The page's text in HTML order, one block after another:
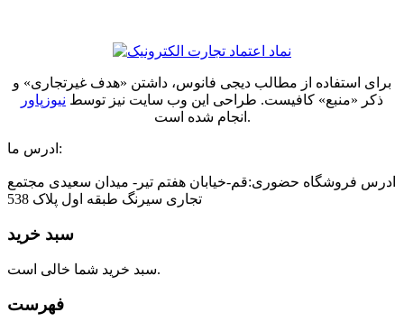
برای استفاده از مطالب دیجی فانوس، داشتن «هدف غیرتجاری» و
ذکر «منبع» کافیست. طراحی این وب سایت نیز توسط نیوزپاور
انجام شده است.
ادرس ما:
ادرس فروشگاه حضوری:قم-خیابان هفتم تیر- میدان سعیدی مجتمع
تجاری سیرنگ طبقه اول پلاک 538
سبد خرید
سبد خرید شما خالی است.
فهرست